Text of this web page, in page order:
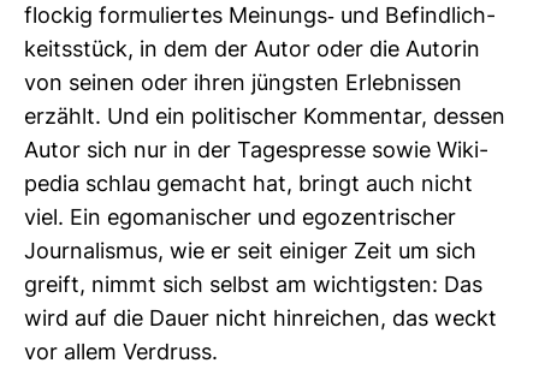
flo­ckig for­mu­liertes Mei­nungs-​ und Befind­lich­
keits­stück, in dem der Autor oder die Autorin
von seinen oder ihren jüngsten Erleb­nissen
erzählt. Und ein poli­ti­scher Kom­mentar, dessen
Autor sich nur in der Tages­presse sowie Wiki­
pedia schlau gemacht hat, bringt auch nicht
viel. Ein ego­ma­ni­scher und ego­zen­tri­scher
Jour­na­lismus, wie er seit einiger Zeit um sich
greift, nimmt sich selbst am wich­tigsten: Das
wird auf die Dauer nicht hin­rei­chen, das weckt
vor allem Ver­druss.